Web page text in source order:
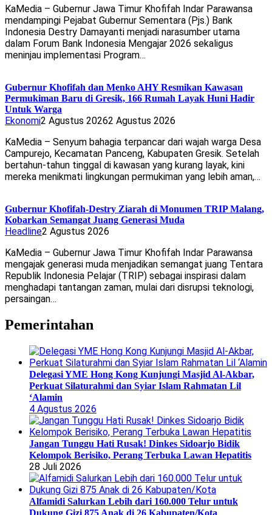
KaMedia – Gubernur Jawa Timur Khofifah Indar Parawansa
mendampingi Pejabat Gubernur Sementara (Pjs.) Bank
Indonesia Destry Damayanti menjadi narasumber utama
dalam Forum Bank Indonesia Mengajar 2026 sekaligus
meninjau implementasi Program…
Gubernur Khofifah dan Menko AHY Resmikan Kawasan
Permukiman Baru di Gresik, 166 Rumah Layak Huni Hadir
Untuk Warga
Ekonomi2 Agustus 20262 Agustus 2026
KaMedia – Senyum bahagia terpancar dari wajah warga Desa
Campurejo, Kecamatan Panceng, Kabupaten Gresik. Setelah
bertahun-tahun tinggal di kawasan yang kurang layak, kini
mereka menikmati lingkungan permukiman yang lebih aman,…
Gubernur Khofifah-Destry Ziarah di Monumen TRIP Malang,
Kobarkan Semangat Juang Generasi Muda
Headline2 Agustus 2026
KaMedia – Gubernur Jawa Timur Khofifah Indar Parawansa
mengajak generasi muda menjadikan semangat juang Tentara
Republik Indonesia Pelajar (TRIP) sebagai inspirasi dalam
menghadapi tantangan zaman, mulai dari disrupsi teknologi,
persaingan…
Pemerintahan
Delegasi YME Hong Kong Kunjungi Masjid Al-Akbar,
Perkuat Silaturahmi dan Syiar Islam Rahmatan Lil
‘Alamin
4 Agustus 2026
Jangan Tunggu Hati Rusak! Dinkes Sidoarjo Bidik
Kelompok Berisiko, Perang Terbuka Lawan Hepatitis
28 Juli 2026
Alfamidi Salurkan Lebih dari 160.000 Telur untuk
Dukung Gizi 875 Anak di 26 Kabupaten/Kota